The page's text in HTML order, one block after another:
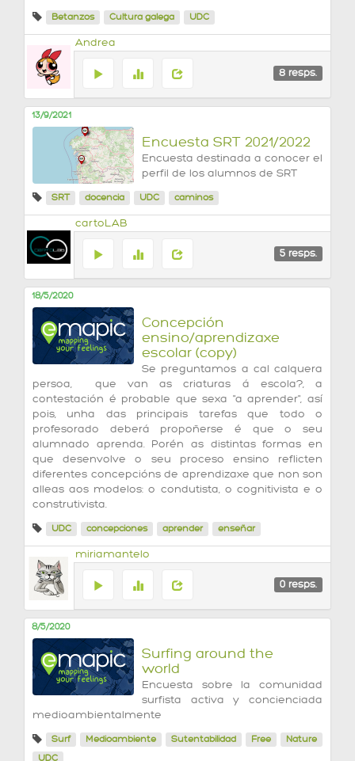
Betanzos Cultura galega UDC
Andrea
8 resps.
13/9/2021
Encuesta SRT 2021/2022
Encuesta destinada a conocer el
perfil de los alumnos de SRT
SRT docencia UDC caminos
cartoLAB
5 resps.
18/5/2020
Concepción
ensino/aprendizaxe
escolar (copy)
Se preguntamos a cal calquera
persoa, que van as criaturas á escola?, a
contestación é probable que sexa "a aprender", así
pois, unha das principais tarefas que todo o
profesorado deberá propoñerse é que o seu
alumnado aprenda. Porén as distintas formas en
que desenvolve o seu proceso ensino reflicten
diferentes concepcións de aprendizaxe que non son
alleas aos modelos: o condutista, o cognitivista e o
construtivista.
UDC concepciones aprender enseñar
miriamantelo
0 resps.
8/5/2020
Surfing around the
world
Encuesta sobre la comunidad
surfista activa y concienciada
medioambientalmente
Surf Medioambiente Sutentabilidad Free
Nature
UDC